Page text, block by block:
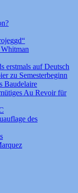
erstmals auf Deutsch
zu Semesterbeginn
Baudelaire
Au Revoir für
des